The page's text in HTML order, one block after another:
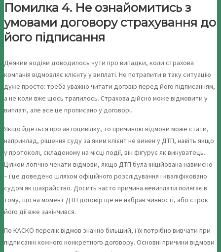
Помилка 4. Не ознайомитись з
умовами договору страхування до
його підписання
Деяким водіям доводилось чути про випадки, коли страхова
компанія відмовляє клієнту у виплаті. Не потрапити в таку ситуацію
дуже просто: треба уважно читати договір перед його підписанням,
а не коли вже щось трапилось. Страхова дійсно може відмовити у
виплаті, але все це прописано у договорі.
Якщо йдеться про автоцивілку, то причиною відмови може стати,
наприклад, рішення суду за яким клієнт не винен у ДТП, навіть якщо
у протоколі, складеному на місці події, він фігурує як винуватець.
Цілком логічно чекати відмови, якщо ДТП була ініційована навмисно
– і це доведено шляхом офіційного розслідування і кваліфіковано
судом як шахрайство. Досить часто причина невиплати полягає в
тому, що на момент ДТП договір ще не набрав чинності, або строк
його дії вже закінчився.
По КАСКО перелік відмов значно більший, і їх потрібно вивчати при
підписанні кожного конкретного договору. Основні причини відмови